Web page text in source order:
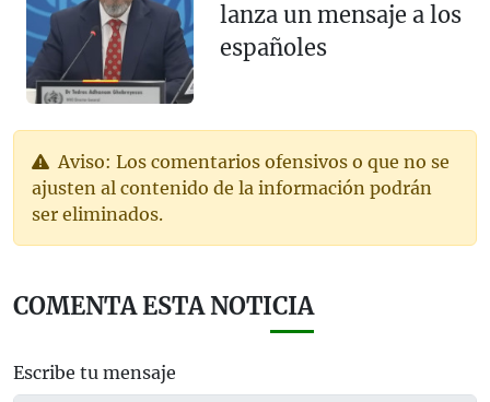
lanza un mensaje a los
españoles
Aviso: Los comentarios ofensivos o que no se
ajusten al contenido de la información podrán
ser eliminados.
COMENTA ESTA NOTICIA
Escribe tu mensaje